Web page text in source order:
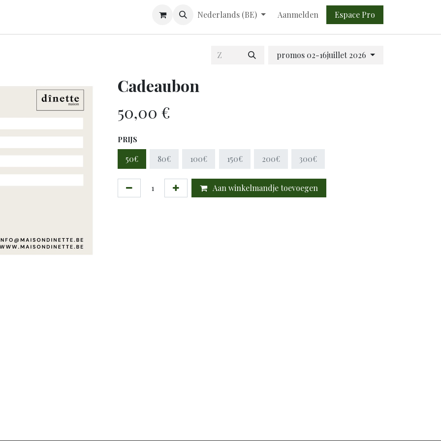
Nederlands (BE) Aanmelden Espace Pro​​
promos 02-16juillet 2026
Cadeaubon
50,00 €
PRIJS
50€ 80€ 100€ 150€ 200€ 300€
Aan winkelmandje toevoegen